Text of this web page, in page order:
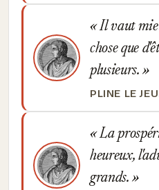
Il vaut
chose que
plusieurs.
PLINE LE
La
heureux,
grands.